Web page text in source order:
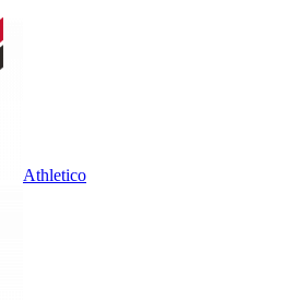
Athletico